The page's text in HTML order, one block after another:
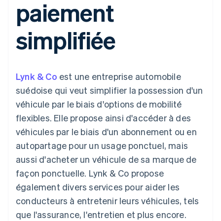
Moyens de
paiement
de 125 modes
de paiement
Terminal
Paiements en
Authorization
Optimisation
des
acceptations
Paiements
accélérés
Automatisations
comptables
Stripe Sigma
Rapports
personnalisés
des données
Plus
Découvrez ce qui vous attend
Radar
Prévention de la fraude
l’application
Places de marché
Gestion financière
Plateformes
Logiciels-services
Par secteur d'activité
Entreprises d'IA
Économie de la
création
Jeux
loisirs
Assurances
Médias et
divertissements
Organismes à but non
lucratif
Services aux
entreprises
Secteur public
ou une place de marché
Gérer les abonnements
Proposer une
facturation à
reposent sur les
cryptomonnaies
stables
Fournir et gérer des
services à l’aide
d’agents
Ressources
Intégrations
d'applications
Exemples de code
Blog des développeurs
Entreprise
Feuille de route du
produit
Carrières
Salle de presse
Stripe Press
Contact
Nous contacter
Devenir partenaire
paiement
simplifiée
Lynk & Co est une entreprise automobile
suédoise qui veut simplifier la possession d'un
véhicule par le biais d'options de mobilité
flexibles. Elle propose ainsi d'accéder à des
véhicules par le biais d'un abonnement ou en
autopartage pour un usage ponctuel, mais
aussi d'acheter un véhicule de sa marque de
façon ponctuelle. Lynk & Co propose
également divers services pour aider les
conducteurs à entretenir leurs véhicules, tels
que l'assurance, l'entretien et plus encore.